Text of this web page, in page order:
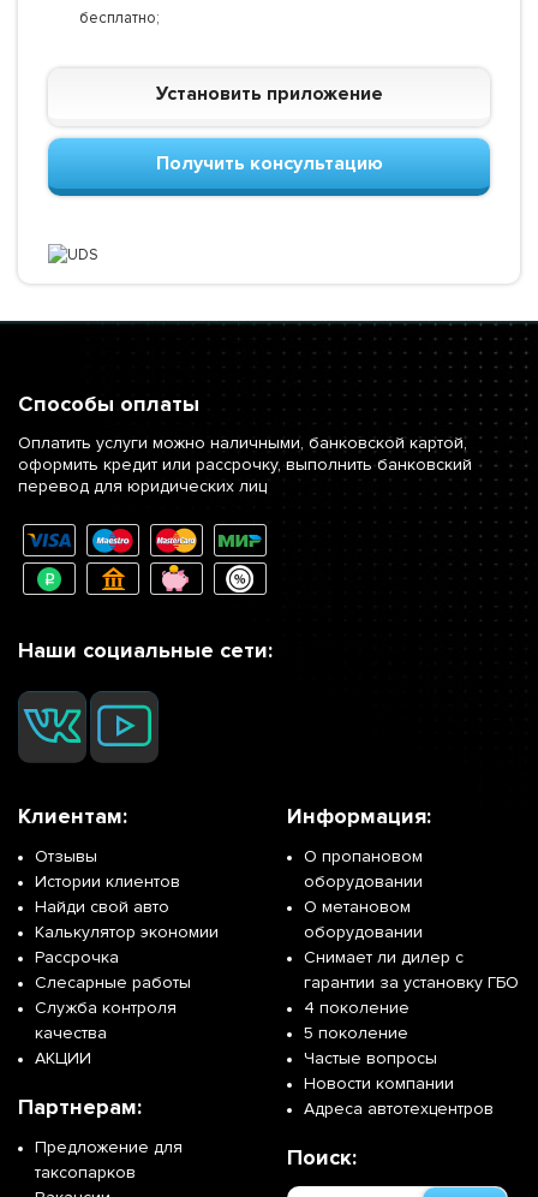
бесплатно;
Установить приложение
Получить консультацию
Способы оплаты
Оплатить услуги можно наличными, банковской картой,
оформить кредит или рассрочку, выполнить банковский
перевод для юридических лиц
Наши социальные сети:
Клиентам:
Отзывы
Истории клиентов
Найди свой авто
Калькулятор экономии
Рассрочка
Слесарные работы
Служба контроля
качества
АКЦИИ
Партнерам:
Предложение для
таксопарков
Информация:
О пропановом
оборудовании
О метановом
оборудовании
Снимает ли дилер с
гарантии за установку ГБО
4 поколение
5 поколение
Частые вопросы
Новости компании
Адреса автотехцентров
Поиск: